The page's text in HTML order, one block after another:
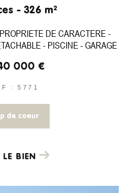
- 326 m²
DE CARACTERE -
- PISCINE - GARAGE
000 €
: 5771
de coeur
LE BIEN